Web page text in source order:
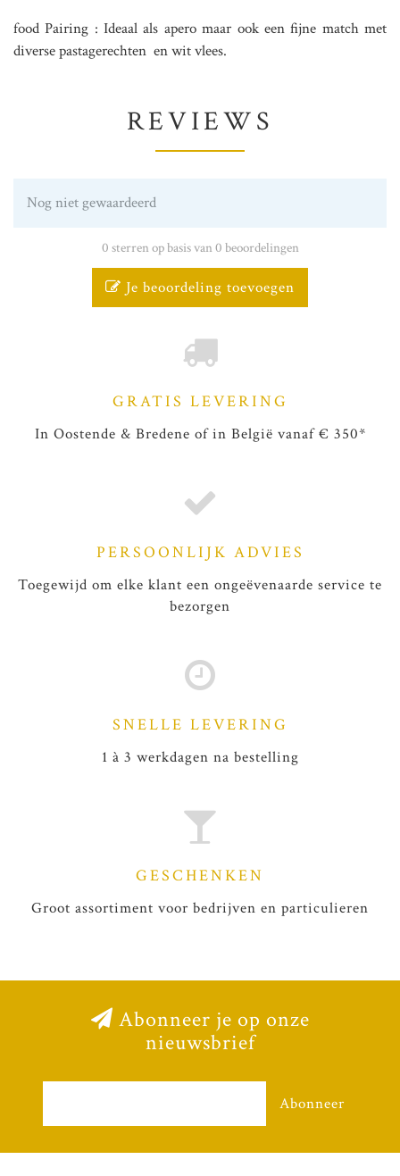
food Pairing : Ideaal als apero maar ook een fijne match met
diverse pastagerechten en wit vlees.
REVIEWS
Nog niet gewaardeerd
0 sterren op basis van 0 beoordelingen
Je beoordeling toevoegen
GRATIS LEVERING
In Oostende & Bredene of in België vanaf € 350*
PERSOONLIJK ADVIES
Toegewijd om elke klant een ongeëvenaarde service te
bezorgen
SNELLE LEVERING
1 à 3 werkdagen na bestelling
GESCHENKEN
Groot assortiment voor bedrijven en particulieren
Abonneer je op onze
nieuwsbrief
Abonneer